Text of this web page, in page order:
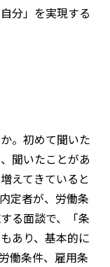
分」を実現する
。初めて聞いた
聞いたことがあ
えてきていると
定者が、労働条
る面談で、「条
あり、基本的に
働条件、雇用条